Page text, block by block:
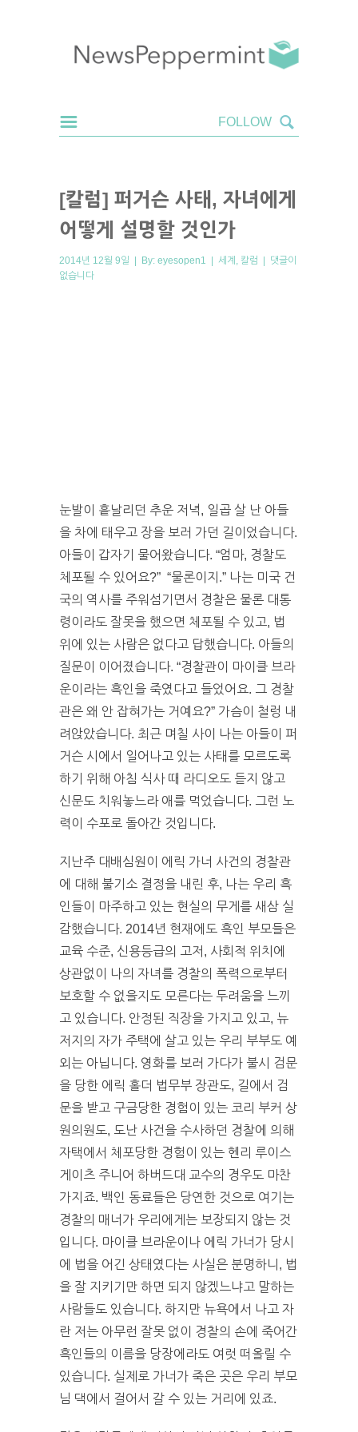
[칼럼] 퍼거슨 사태, 자녀에게
어떻게 설명할 것인가
2014년 12월 9일 | By: eyesopen1 | 세계 칼럼 | 댓글이
없습니다
눈발이 흩날리던 추운 저녁, 일곱 살 난 아들
을 차에 태우고 장을 보러 가던 길이었습니다.
아들이 갑자기 물어왔습니다. “엄마, 경찰도
체포될 수 있어요?” “물론이지.” 나는 미국 건
국의 역사를 주워섬기면서 경찰은 물론 대통
령이라도 잘못을 했으면 체포될 수 있고, 법
위에 있는 사람은 없다고 답했습니다. 아들의
질문이 이어졌습니다. “경찰관이 마이클 브라
운이라는 흑인을 죽였다고 들었어요. 그 경찰
관은 왜 안 잡혀가는 거예요?” 가슴이 철렁 내
려앉았습니다. 최근 며칠 사이 나는 아들이 퍼
거슨 시에서 일어나고 있는 사태를 모르도록
하기 위해 아침 식사 때 라디오도 듣지 않고
신문도 치워놓느라 애를 먹었습니다. 그런 노
력이 수포로 돌아간 것입니다.
지난주 대배심원이 에릭 가너 사건의 경찰관
에 대해 불기소 결정을 내린 후, 나는 우리 흑
인들이 마주하고 있는 현실의 무게를 새삼 실
감했습니다. 2014년 현재에도 흑인 부모들은
교육 수준, 신용등급의 고저, 사회적 위치에
상관없이 나의 자녀를 경찰의 폭력으로부터
보호할 수 없을지도 모른다는 두려움을 느끼
고 있습니다. 안정된 직장을 가지고 있고, 뉴
저지의 자가 주택에 살고 있는 우리 부부도 예
외는 아닙니다. 영화를 보러 가다가 불시 검문
을 당한 에릭 홀더 법무부 장관도, 길에서 검
문을 받고 구금당한 경험이 있는 코리 부커 상
원의원도, 도난 사건을 수사하던 경찰에 의해
자택에서 체포당한 경험이 있는 헨리 루이스
게이츠 주니어 하버드대 교수의 경우도 마찬
가지죠. 백인 동료들은 당연한 것으로 여기는
경찰의 매너가 우리에게는 보장되지 않는 것
입니다. 마이클 브라운이나 에릭 가너가 당시
에 법을 어긴 상태였다는 사실은 분명하니, 법
을 잘 지키기만 하면 되지 않겠느냐고 말하는
사람들도 있습니다. 하지만 뉴욕에서 나고 자
란 저는 아무런 잘못 없이 경찰의 손에 죽어간
흑인들의 이름을 당장에라도 여럿 떠올릴 수
있습니다. 실제로 가너가 죽은 곳은 우리 부모
님 댁에서 걸어서 갈 수 있는 거리에 있죠.